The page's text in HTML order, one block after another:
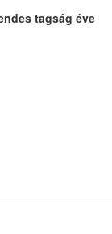
tagság éve